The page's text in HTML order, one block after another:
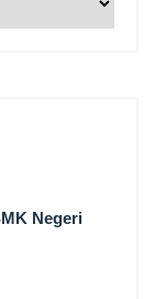
Negeri